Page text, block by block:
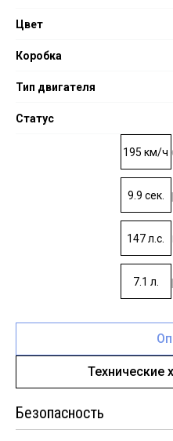
Цвет
Коробка
Тип двигателя
Статус
195 км/ч
9.9 сек.
147 л.с.
7.1 л.
Технические
Безопасность